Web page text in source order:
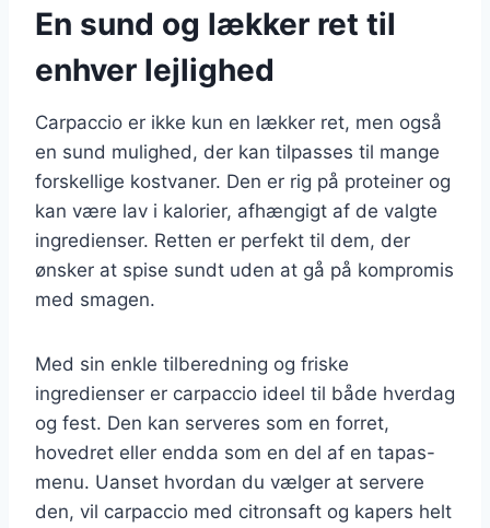
En sund og lækker ret til
enhver lejlighed
Carpaccio er ikke kun en lækker ret, men også
en sund mulighed, der kan tilpasses til mange
forskellige kostvaner. Den er rig på proteiner og
kan være lav i kalorier, afhængigt af de valgte
ingredienser. Retten er perfekt til dem, der
ønsker at spise sundt uden at gå på kompromis
med smagen.
Med sin enkle tilberedning og friske
ingredienser er carpaccio ideel til både hverdag
og fest. Den kan serveres som en forret,
hovedret eller endda som en del af en tapas-
menu. Uanset hvordan du vælger at servere
den, vil carpaccio med citronsaft og kapers helt